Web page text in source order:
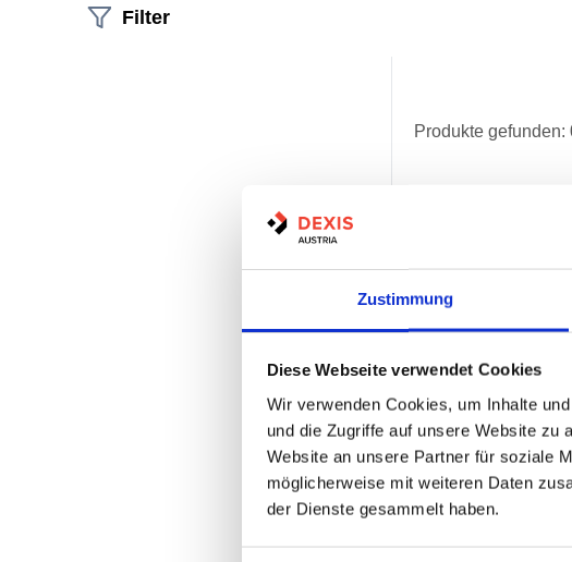
Zustimmung
Diese Webseite verwendet Cookies
Wir verwenden Cookies, um Inhalte
und die Zugriffe auf unsere Website zu
Website an unsere Partner für soziale
möglicherweise mit weiteren Daten
der Dienste gesammelt haben.
Filter
Produkte gefunden: